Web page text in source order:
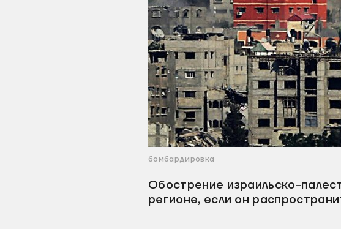
бомбардировка
Обострение израильско-
регионе, если он